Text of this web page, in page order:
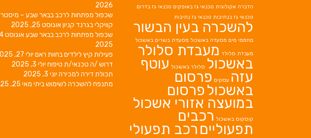
2026
שכפול מפתחות לרכב בבאר שבע – מיסטר
קוויקלי בגרנד קניוןאוגוסט 25, 2025
שכפול מפתחות לרכב בבאר שבע
2025
פעילות קיץ לילדים בחוות ראם יולי 27, 2025
דרוש /ה טכנאי/ת טיפוח יולי 3, 2025
תכולת דירה למכירה יוני 3, 2025
מתנפח להשכרה לשימוש ביתי מאי 25, 2025
הדברה אקולוגית טכנאי גז באופקים טכנאי גז בדרום
טכנאי גז בנתיבות טכנאי גז נתיבות
להשכרה בעין הבשור
מחממי מים מסעדה באשכול מסעדת בשרים באשכול
מעבדת סלולר מעבדת סלולר
באשכול סלולר באשכול עוטף
עזה עסקים פרסום
באשכול פרסום
במועצה אזורי אשכול
קוסקוס באשכול רכבים
תפעוליים רכב תפעולי